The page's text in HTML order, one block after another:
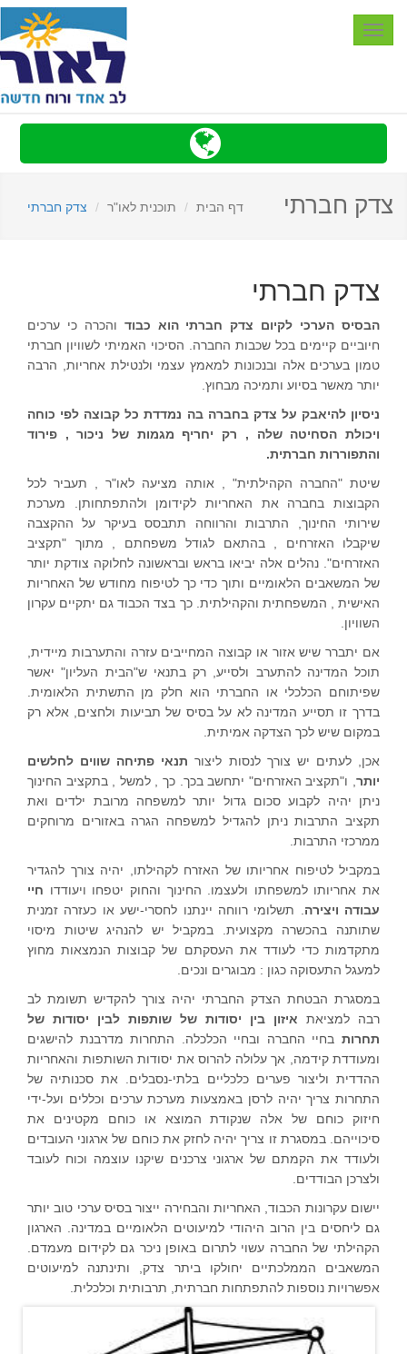
Toggle
צדק חברתי דף הבית תוכנית לאו"ר צדק חברתי
צדק חברתי
הבסיס הערכי לקיום צדק חברתי הוא כבוד והכרה כי ערכים
חיוביים קיימים בכל שכבות החברה. הסיכוי האמיתי לשוויון חברתי
טמון בערכים אלה ובנכונות למאמץ עצמי ולנטילת אחריות, הרבה
יותר מאשר בסיוע ותמיכה מבחוץ.
ניסיון להיאבק על צדק בחברה בה נמדדת כל קבוצה לפי כוחה
ויכולת הסחיטה שלה , רק יחריף מגמות של ניכור , פירוד
והתפוררות חברתית.
שיטת "החברה הקהילתית" , אותה מציעה לאו"ר , תעביר לכל
הקבוצות בחברה את האחריות לקידומן ולהתפתחותן. מערכת
שירותי החינוך, התרבות והרווחה תתבסס בעיקר על ההקצבה
שיקבלו האזרחים , בהתאם לגודל משפחתם , מתוך "תקציב
האזרחים". נהלים אלה יביאו בראש ובראשונה לחלוקה צודקת יותר
של המשאבים הלאומיים ותוך כדי כך לטיפוח מחודש של האחריות
האישית , המשפחתית והקהילתית. כך בצד הכבוד גם יתקיים עקרון
השוויון.
אם יתברר שיש אזור או קבוצה המחייבים עזרה והתערבות מיידית,
תוכל המדינה להתערב ולסייע, רק בתנאי ש"הבית העליון" יאשר
שפיתוחם הכלכלי או החברתי הוא חלק מן התשתית הלאומית.
בדרך זו תסייע המדינה לא על בסיס של תביעות ולחצים, אלא רק
במקום שיש לכך הצדקה אמיתית.
אכן, לעתים יש צורך לנסות ליצור תנאי פתיחה שווים לחלשים
יותר , ו"תקציב האזרחים" יתחשב בכך. כך , למשל , בתקציב החינוך
ניתן יהיה לקבוע סכום גדול יותר למשפחה מרובת ילדים ואת
תקציב התרבות ניתן להגדיל למשפחה הגרה באזורים מרוחקים
ממרכזי התרבות.
במקביל לטיפוח אחריותו של האזרח לקהילתו, יהיה צורך להגדיר
את אחריותו למשפחתו ולעצמו. החינוך והחוק יטפחו ויעודדו חיי
עבודה ויצירה . תשלומי רווחה יינתנו לחסרי-ישע או כעזרה זמנית
שתותנה בהכשרה מקצועית. במקביל יש להנהיג שיטות מיסוי
מתקדמות כדי לעודד את העסקתם של קבוצות הנמצאות מחוץ
למעגל התעסוקה כגון : מבוגרים ונכים.
במסגרת הבטחת הצדק החברתי יהיה צורך להקדיש תשומת לב
רבה למציאת איזון בין יסודות של שותפות לבין יסודות של
תחרות בחיי החברה ובחיי הכלכלה. התחרות מדרבנת להישגים
ומעודדת קידמה, אך עלולה להרוס את יסודות השותפות והאחריות
ההדדית וליצור פערים כלכליים בלתי-נסבלים. את סכנותיה של
התחרות צריך יהיה לרסן באמצעות מערכת ערכים וכללים ועל-ידי
חיזוק כוחם של אלה שנקודת המוצא או כוחם מקטינים את
סיכוייהם. במסגרת זו צריך יהיה לחזק את כוחם של ארגוני העובדים
ולעודד את הקמתם של ארגוני צרכנים שיקנו עוצמה וכוח לעובד
ולצרכן הבודדים.
יישום עקרונות הכבוד, האחריות והבחירה ייצור בסיס ערכי טוב יותר
גם ליחסים בין הרוב היהודי למיעוטים הלאומיים במדינה. הארגון
הקהילתי של החברה עשוי לתרום באופן ניכר גם לקידום מעמדם.
המשאבים הממלכתיים יחולקו ביתר צדק, ותינתנה למיעוטים
אפשרויות נוספות להתפתחות חברתית, תרבותית וכלכלית.